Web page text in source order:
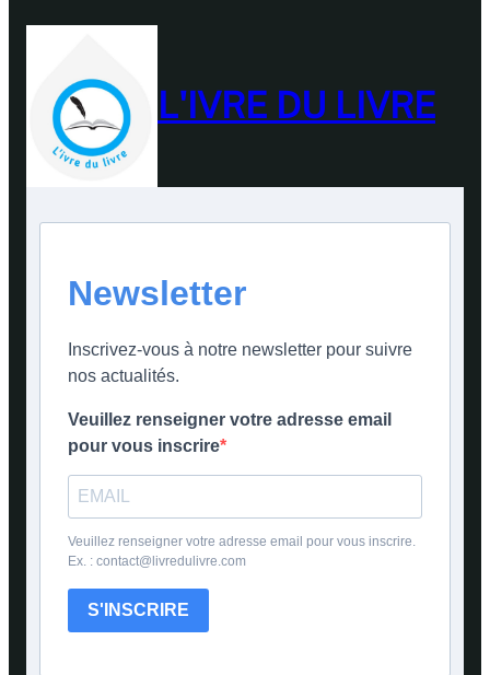
L'IVRE DU LIVRE
Newsletter
Inscrivez-vous à notre newsletter pour suivre
nos actualités.
Veuillez renseigner votre adresse email
pour vous inscrire
Veuillez renseigner votre adresse email pour vous inscrire.
Ex. : contact@livredulivre.com
S'INSCRIRE